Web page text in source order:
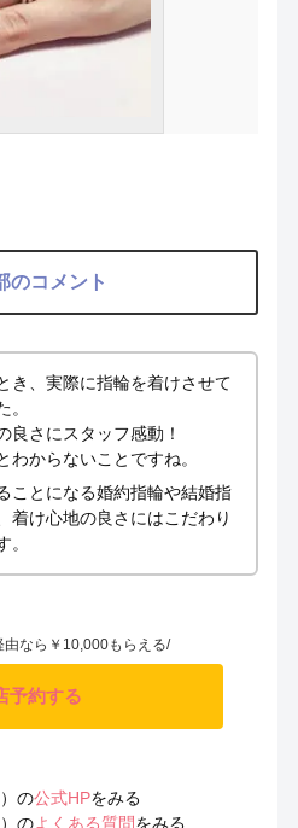
のコメント
き、実際に指輪を着けさせて
。
良さにスタッフ感動！
わからないことですね。
ことになる婚約指輪や結婚指
着け心地の良さにはこだわり
。
由なら￥10,000もらえる/
予約する
の公式HPをみる
のよくある質問をみる